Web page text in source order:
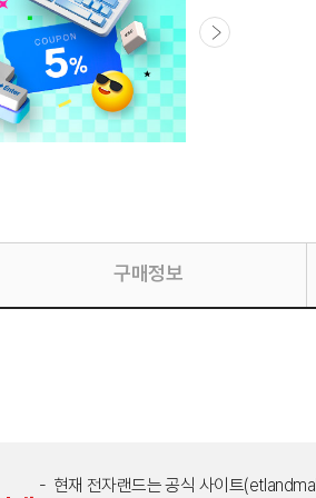
구매정보
현재 전자랜드는 공식 사이트